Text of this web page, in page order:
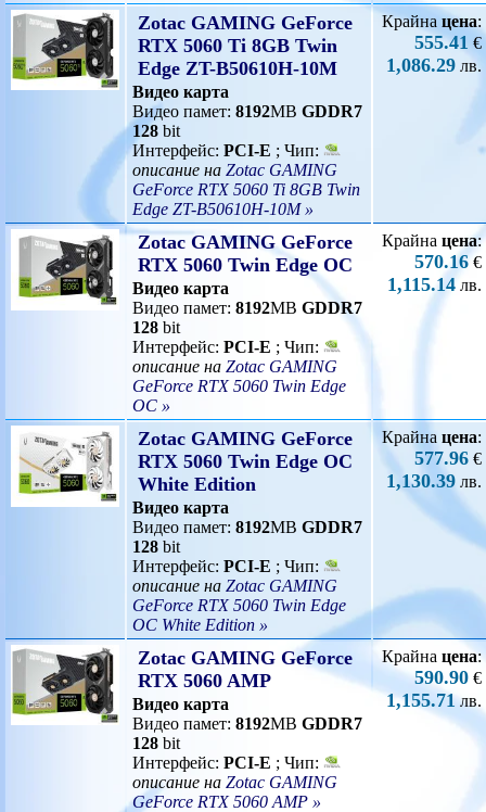
Zotac GAMING GeForce
RTX 5060 Ti 8GB Twin
Edge ZT-B50610H-10M
Видео карта
Видео памет: 8192MB GDDR7
128 bit
Интерфейс: PCI-E ; Чип:
описание на Zotac GAMING
GeForce RTX 5060 Ti 8GB Twin
Edge ZT-B50610H-10M »
Крайна цена:
555.41 €
1,086.29 лв.
Zotac GAMING GeForce
RTX 5060 Twin Edge OC
Видео карта
Видео памет: 8192MB GDDR7
128 bit
Интерфейс: PCI-E ; Чип:
описание на Zotac GAMING
GeForce RTX 5060 Twin Edge
OC »
Крайна цена:
570.16 €
1,115.14 лв.
Zotac GAMING GeForce
RTX 5060 Twin Edge OC
White Edition
Видео карта
Видео памет: 8192MB GDDR7
128 bit
Интерфейс: PCI-E ; Чип:
описание на Zotac GAMING
GeForce RTX 5060 Twin Edge
OC White Edition »
Крайна цена:
577.96 €
1,130.39 лв.
Zotac GAMING GeForce
RTX 5060 AMP
Видео карта
Видео памет: 8192MB GDDR7
128 bit
Интерфейс: PCI-E ; Чип:
описание на Zotac GAMING
GeForce RTX 5060 AMP »
Крайна цена:
590.90 €
1,155.71лв.